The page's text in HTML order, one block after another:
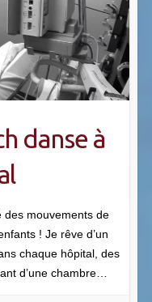
danse à
des mouvements de
! Je rêve d’un
chaque hôpital, des
d’une chambre…